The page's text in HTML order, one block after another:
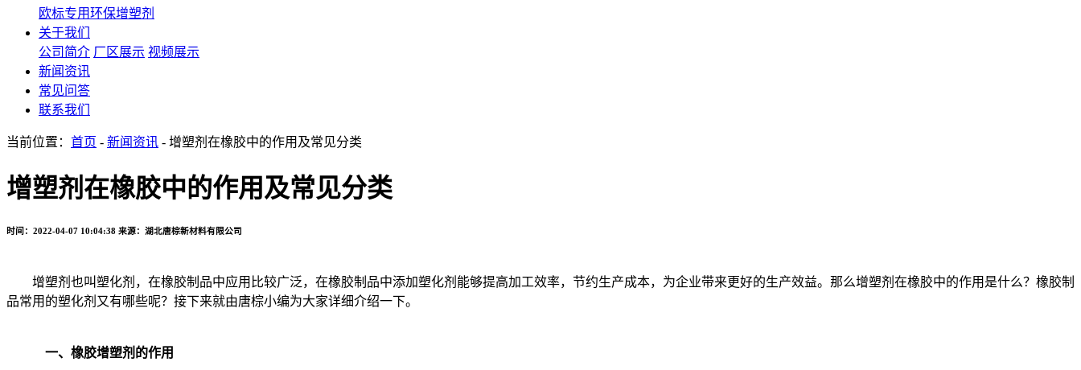
欧标专用环保增塑剂
关于我们
公司简介 厂区展示 视频展示
新闻资讯
常见问答
联系我们
当前位置： 首页 - 新闻资讯 - 增塑剂在橡胶中的作用及常见分类
增塑剂在橡胶中的作用及常见分类
时间：2022-04-07 10:04:38 来源：湖北唐棕新材料有限公司
增塑剂也叫塑化剂，在橡胶制品中应用比较广泛，在橡胶制品中添加塑化剂能够提高加工效率，节约生产成本，为企业带来更好的生产效益。那么增塑剂在橡胶中的作用是什么？橡胶制
品常用的塑化剂又有哪些呢？接下来就由唐棕小编为大家详细介绍一下。
一、橡胶增塑剂的作用